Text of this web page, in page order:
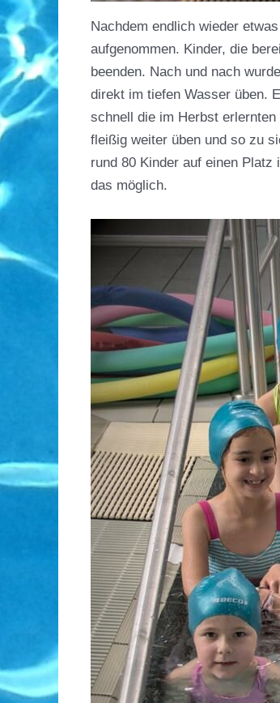
Nachdem endlich wieder
aufgenommen. Kinder, die
beenden. Nach und nach
direkt im tiefen Wasser üben.
schnell die im Herbst
fleißig weiter üben und so zu
rund 80 Kinder auf einen
das möglich.